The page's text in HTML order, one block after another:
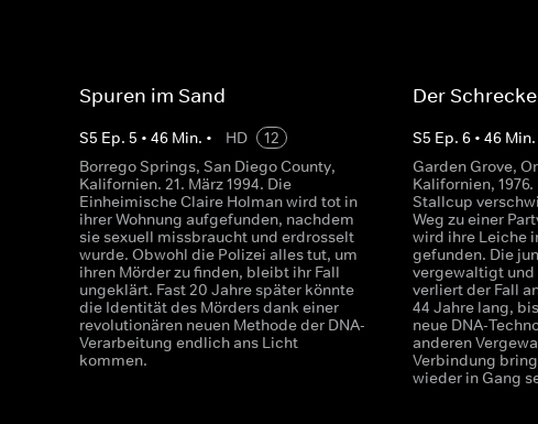
Spuren im Sand
S5 Ep. 5 • 46 Min. • HD
12
Borrego Springs, San Diego County,
Kalifornien. 21. März 1994. Die
Einheimische Claire Holman wird tot in
ihrer Wohnung aufgefunden, nachdem
sie sexuell missbraucht und erdrosselt
wurde. Obwohl die Polizei alles tut, um
ihren Mörder zu finden, bleibt ihr Fall
ungeklärt. Fast 20 Jahre später könnte
die Identität des Mörders dank einer
revolutionären neuen Methode der DNA-
Verarbeitung endlich ans Licht
kommen.
Der
S5 Ep.6 •46 Min.
Garden Grove,
Kalifornien,
Stallcup
Weg zu einer
wird ihre Leiche
gefunden. Die
vergewaltigt
verliert der Fall
44 Jahre lang,
neue DNA-
anderen
Verbindung
wieder in Gang